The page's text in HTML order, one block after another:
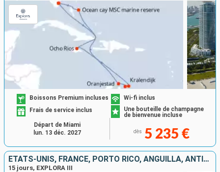
Boissons Premium incluses
Wi-fi inclus
Frais de service inclus
Une bouteille de champagne
de bienvenue incluse
dès 5 235 €
Départ de Miami
lun. 13 déc. 2027
ÉTATS-UNIS, FRANCE, PORTO RICO, ANGUILLA, ANTIGUA-ET-BARBUDA, GUADELOUPE, ÎLES TURQUES-ET-CAÏQUES
15 jours, EXPLORA III